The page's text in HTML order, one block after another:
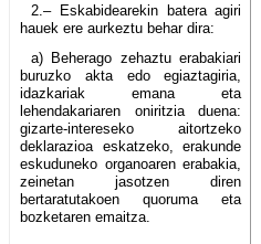
2.– Eskabidearekin batera agiri
hauek ere aurkeztu behar dira:
a) Beherago zehaztu erabakiari
buruzko akta edo egiaztagiria,
idazkariak emana eta
lehendakariaren oniritzia duena:
gizarte-intereseko aitortzeko
deklarazioa eskatzeko, erakunde
eskuduneko organoaren erabakia,
zeinetan jasotzen diren
bertaratutakoen quoruma eta
bozketaren emaitza.